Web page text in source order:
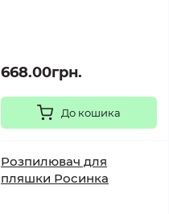
668.00грн.
До кошика
Розпилювач для
пляшки Росинка